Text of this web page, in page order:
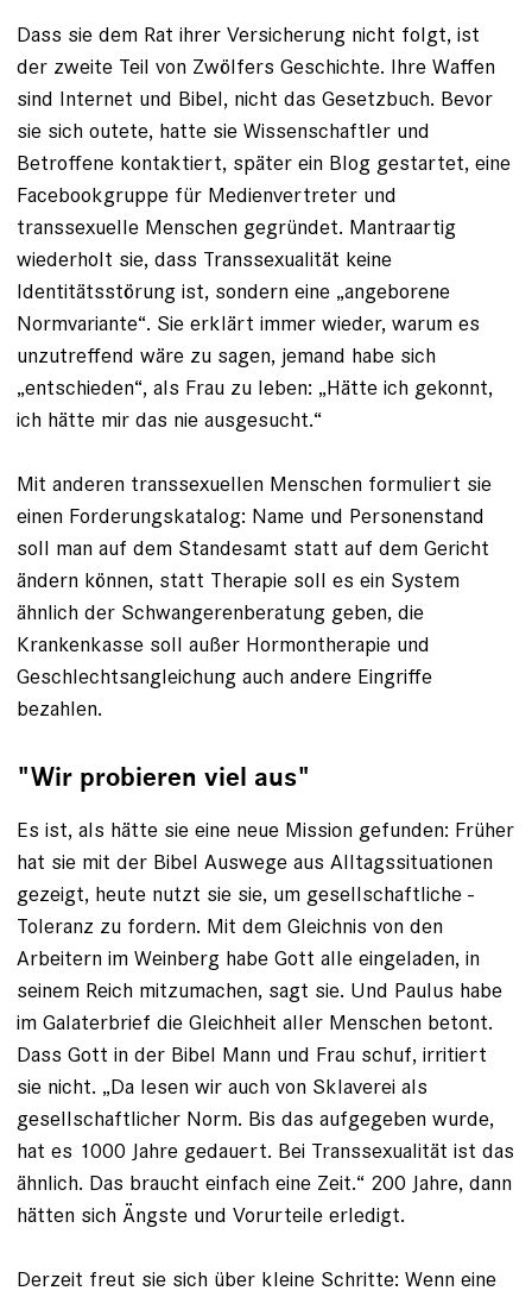
Dass sie dem Rat ihrer Versicherung nicht folgt, ist
der zweite Teil von Zwölfers Geschichte. Ihre Waffen
sind Internet und Bibel, nicht das Gesetzbuch. Bevor
sie sich outete, hatte sie Wissenschaftler und
Betroffene kontaktiert, später ein Blog gestartet, eine
Facebookgruppe für Medienvertreter und
transsexuelle Menschen gegründet. Mantraartig
wiederholt sie, dass Transsexualität keine
Identitätsstörung ist, sondern eine „angeborene
Normvariante“. Sie erklärt immer wieder, warum es
unzutreffend wäre zu sagen, jemand habe sich
„entschieden“, als Frau zu leben: „Hätte ich gekonnt,
ich hätte mir das nie ausgesucht.“
Mit anderen transsexuellen Menschen formuliert sie
einen Forderungskatalog: Name und Personenstand
soll man auf dem Standesamt statt auf dem Gericht
ändern können, statt Therapie soll es ein System
ähnlich der Schwangerenberatung geben, die
Krankenkasse soll außer Hormontherapie und
Geschlechtsangleichung auch andere Eingriffe
bezahlen.
"Wir probieren viel aus"
Es ist, als hätte sie eine neue Mission gefunden: Früher
hat sie mit der Bibel Auswege aus Alltagssituationen
gezeigt, heute nutzt sie sie, um gesellschaftliche ­
Toleranz zu fordern. Mit dem Gleichnis von den
Arbeitern im Weinberg habe Gott alle eingeladen, in
seinem Reich mitzumachen, sagt sie. Und Paulus habe
im Galaterbrief die Gleichheit aller Menschen betont.
Dass Gott in der Bibel Mann und Frau schuf, irritiert
sie nicht. „Da lesen wir auch von Sklaverei als
gesellschaftlicher Norm. Bis das aufgegeben wurde,
hat es 1000 Jahre gedauert. Bei Transsexualität ist das
ähnlich. Das braucht einfach eine Zeit.“ 200 Jahre, dann
hätten sich Ängste und Vorurteile erledigt.
Derzeit freut sie sich über kleine Schritte: Wenn eine